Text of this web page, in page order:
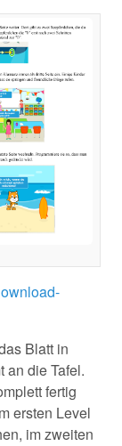
Blatt in
an die Tafel.
fertig
ersten Level
im zweiten